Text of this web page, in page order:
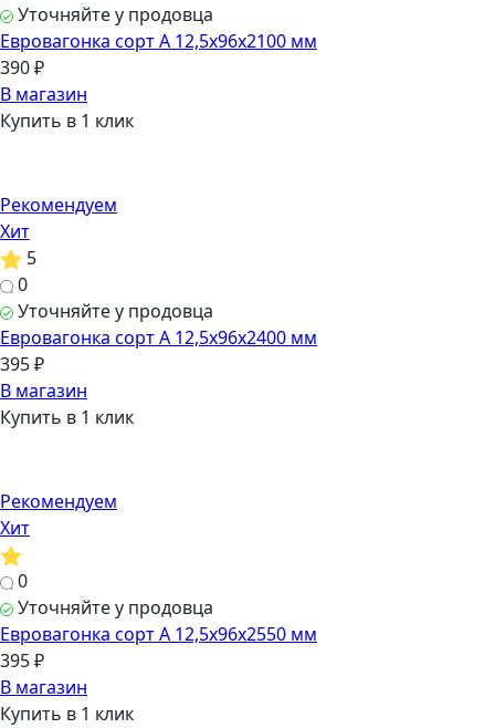
Уточняйте у продовца
Евровагонка сорт А 12,5х96х2100 мм
390 ₽
В магазин
Купить в 1 клик
Рекомендуем
Хит
5
0
Уточняйте у продовца
Евровагонка сорт А 12,5х96х2400 мм
395 ₽
В магазин
Купить в 1 клик
Рекомендуем
Хит
0
Уточняйте у продовца
Евровагонка сорт А 12,5х96х2550 мм
395 ₽
В магазин
Купить в 1 клик